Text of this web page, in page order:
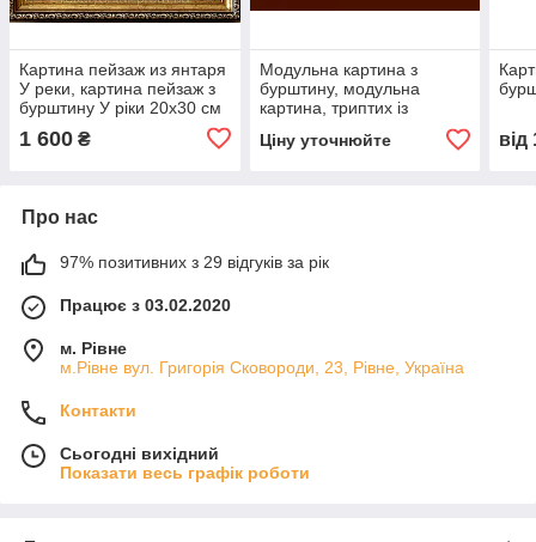
Картина пейзаж из янтаря
У реки, картина пейзаж з
бурштину У ріки 20x30 см
1 600 ₴
Модульна картина з
бурштину, модульна
картина, триптих із
Ціну уточнюйте від
Про нас
97% позитивних з 29 відгуків за рік
Працює з 03.02.2020
м. Рівне
м.Рівне вул. Григорія Сковороди, 23, Рівне, Україна
Контакти
Сьогодні вихідний
Показати весь графік роботи